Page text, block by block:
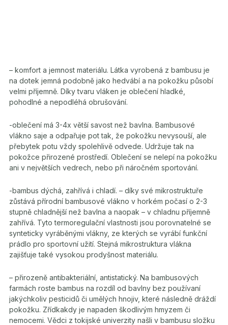
– komfort a jemnost materiálu. Látka vyrobená z bambusu je
na dotek jemná podobně jako hedvábí a na pokožku působí
velmi příjemně. Díky tvaru vláken je oblečení hladké,
pohodlné a nepodléhá obrušování.
-oblečení má 3-4x větší savost než bavlna. Bambusové
vlákno saje a odpařuje pot tak, že pokožku nevysouší, ale
přebytek potu vždy spolehlivě odvede. Udržuje tak na
pokožce přirozené prostředí. Oblečení se nelepí na pokožku
ani v největších vedrech, nebo při náročném sportování.
-bambus dýchá, zahřívá i chladí. – díky své mikrostruktuře
zůstává přírodní bambusové vlákno v horkém počasí o 2-3
stupně chladnější než bavlna a naopak – v chladnu příjemně
zahřívá. Tyto termoregulační vlastnosti jsou porovnatelné se
synteticky vyráběnými vlákny, ze kterých se vyrábí funkční
prádlo pro sportovní užití. Stejná mikrostruktura vlákna
zajišťuje také vysokou prodyšnost materiálu.
– přirozeně antibakteriální, antistatický. Na bambusových
farmách roste bambus na rozdíl od bavlny bez používaní
jakýchkoliv pesticidů či umělých hnojiv, které následně dráždí
pokožku. Zřídkakdy je napaden škodlivým hmyzem či
nemocemi. Vědci z tokijské univerzity našli v bambusu složku